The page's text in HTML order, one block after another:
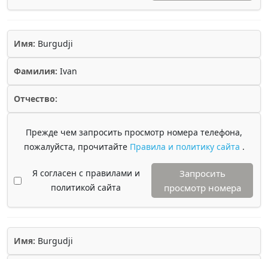
Имя: Burgudji
Фамилия: Ivan
Отчество:
Прежде чем запросить просмотр номера телефона,
пожалуйста, прочитайте Правила и политику сайта .
Я согласен с правилами и
политикой сайта
Запросить
просмотр номера
Имя: Burgudji